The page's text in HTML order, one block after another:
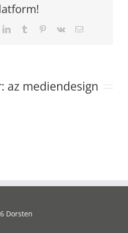
LinkedInTumblr Pinterest
Vk
E-
az mediendesign
Dorsten